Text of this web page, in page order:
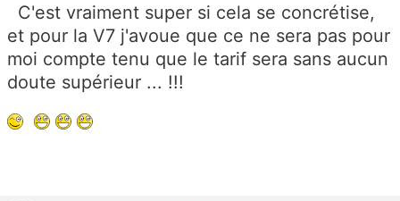
C'est vraiment super si cela se concrétise,
et pour la V7 j'avoue que ce ne sera pas pour
moi compte tenu que le tarif sera sans aucun
doute supérieur ... !!!